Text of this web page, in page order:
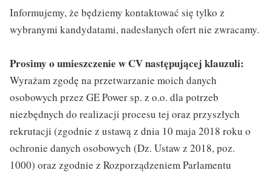
Informujemy, że będziemy kontaktować się tylko z
wybranymi kandydatami, nadesłanych ofert nie zwracamy.
Prosimy o umieszczenie w CV następującej klauzuli:
Wyrażam zgodę na przetwarzanie moich danych
osobowych przez GE Power sp. z o.o. dla potrzeb
niezbędnych do realizacji procesu tej oraz przyszłych
rekrutacji (zgodnie z ustawą z dnia 10 maja 2018 roku o
ochronie danych osobowych (Dz. Ustaw z 2018, poz.
1000) oraz zgodnie z Rozporządzeniem Parlamentu